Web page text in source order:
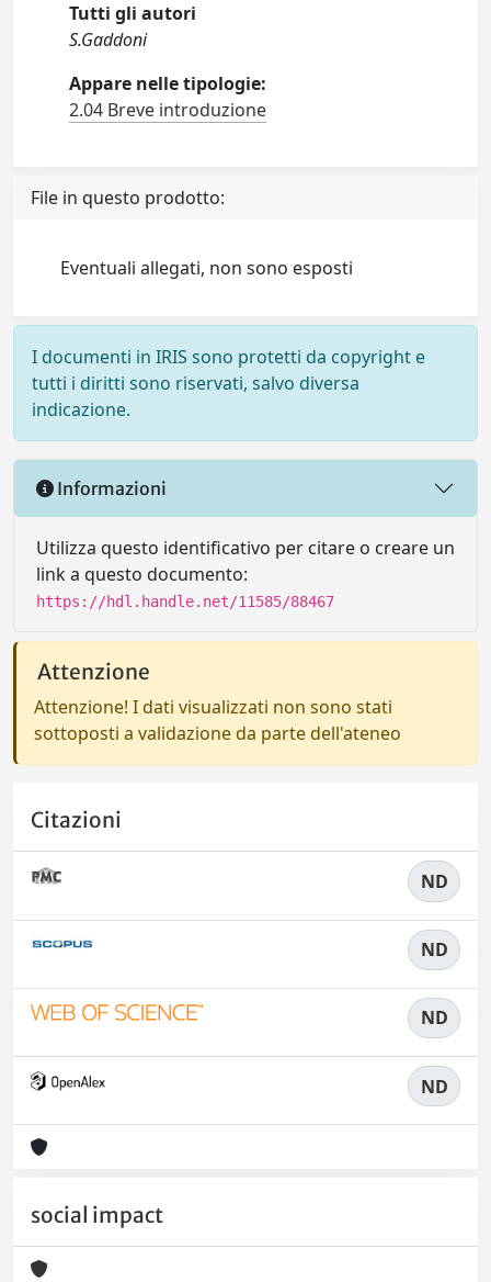
Tutti gli autori
S.Gaddoni
Appare nelle tipologie:
2.04 Breve introduzione
File in questo prodotto:
Eventuali allegati, non sono esposti
I documenti in IRIS sono protetti da copyright e
tutti i diritti sono riservati, salvo diversa
indicazione.
Informazioni
Utilizza questo identificativo per citare o creare un
link a questo documento:
https://hdl.handle.net/11585/88467
Attenzione
Attenzione! I dati visualizzati non sono stati
sottoposti a validazione da parte dell'ateneo
Citazioni
ND
ND
ND
ND
social impact